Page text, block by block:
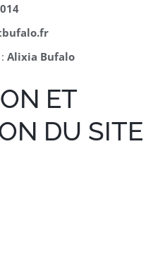
Alixia Bufalo
ET
DU SITE